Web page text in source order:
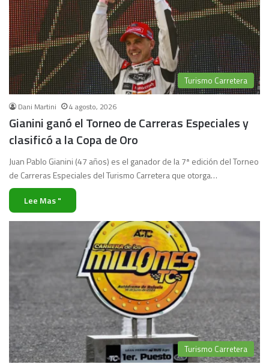
Turismo Carretera
Dani Martini 4 agosto, 2026
Gianini ganó el Torneo de Carreras Especiales y
clasificó a la Copa de Oro
Juan Pablo Gianini (47 años) es el ganador de la 7ª edición del Torneo
de Carreras Especiales del Turismo Carretera que otorga…
Lee Mas "
Turismo Carretera